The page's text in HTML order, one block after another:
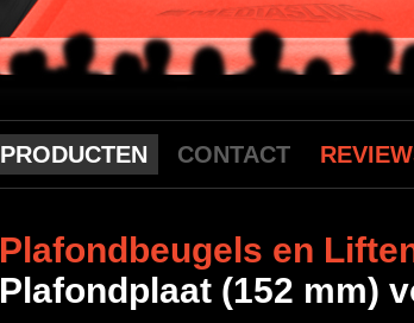
PRODUCTEN CONTACT
Plafondbeugels en
Plafondplaat (152 mm)